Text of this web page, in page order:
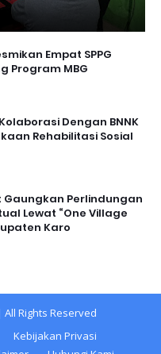
Empat SPPG
Program MBG
Dengan BNNK
Rehabilitasi Sosial
Gaungkan Perlindungan
Lewat “One Village
Karo
Rights Reserved
Kebijakan Privasi